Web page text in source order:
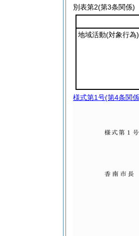
別表第2(第3条関係)
地域活動(対象行為)
様式第1号(第4条関